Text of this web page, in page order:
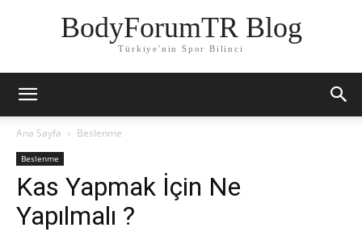
BodyForumTR Blog
Türkiye'nin Spor Bilinci
Ana Sayfa Beslenme
Beslenme
Kas Yapmak İçin Ne
Yapılmalı ?